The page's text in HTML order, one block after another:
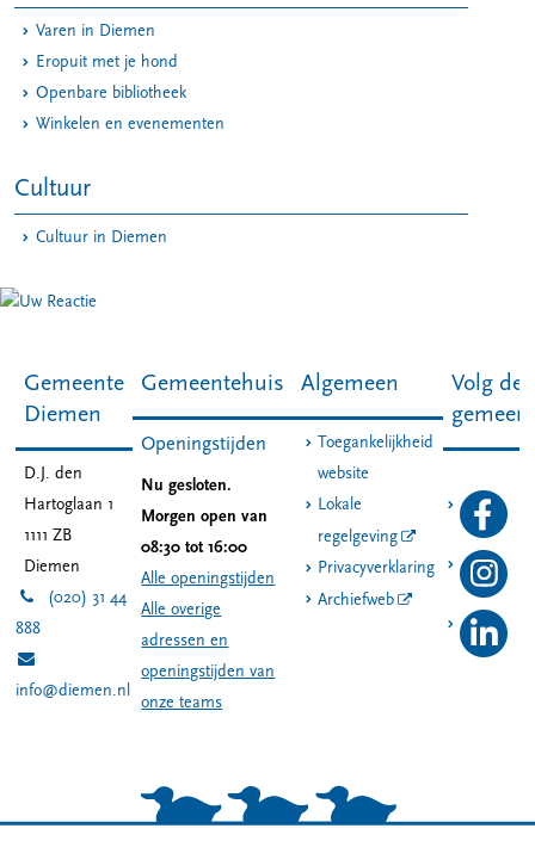
Varen in Diemen
Eropuit met je hond
Openbare bibliotheek
Winkelen en evenementen
Cultuur
Cultuur in Diemen
Gemeente
Diemen
D.J. den
Hartoglaan 1
1111 ZB
Diemen
(020) 31 44
888
info@diemen.nl
Gemeentehuis
Openingstijden
Nu gesloten.
Morgen open van
08:30 tot 16:00
Alle openingstijden
Alle overige
adressen en
openingstijden van
onze teams
Algemeen
Toegankelijkheid
website
Lokale
regelgeving
Privacyverklaring
Archiefweb
Volg de